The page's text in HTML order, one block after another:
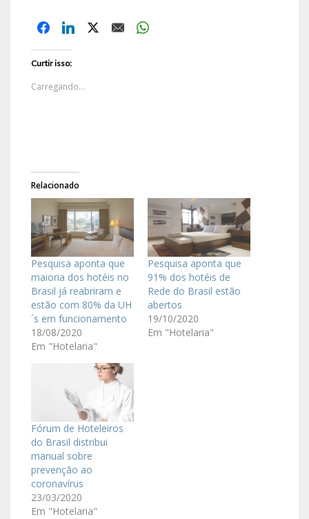
Curtir isso:
Carregando...
Relacionado
Pesquisa aponta que
maioria dos hotéis no
Brasil já reabriram e
estão com 80% da UH
´s em funcionamento
18/08/2020
Em "Hotelaria"
Pesquisa aponta que
91% dos hotéis de
Rede do Brasil estão
abertos
19/10/2020
Em "Hotelaria"
Fórum de Hoteleiros
do Brasil distribui
manual sobre
prevenção ao
coronavírus
23/03/2020
Em "Hotelaria"